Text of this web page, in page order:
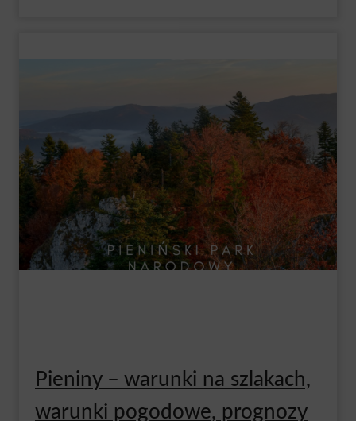
Pieniny – warunki na szlakach,
warunki pogodowe, prognozy